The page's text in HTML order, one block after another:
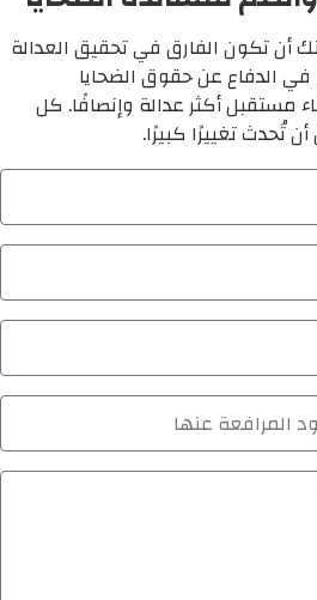
أن تكون الفارق في تحقيق العدالة
في الدفاع عن حقوق الضحايا
مستقبل أكثر عدالة وإنصافًا. كل
تُحدث تغييرًا كبيرًا.